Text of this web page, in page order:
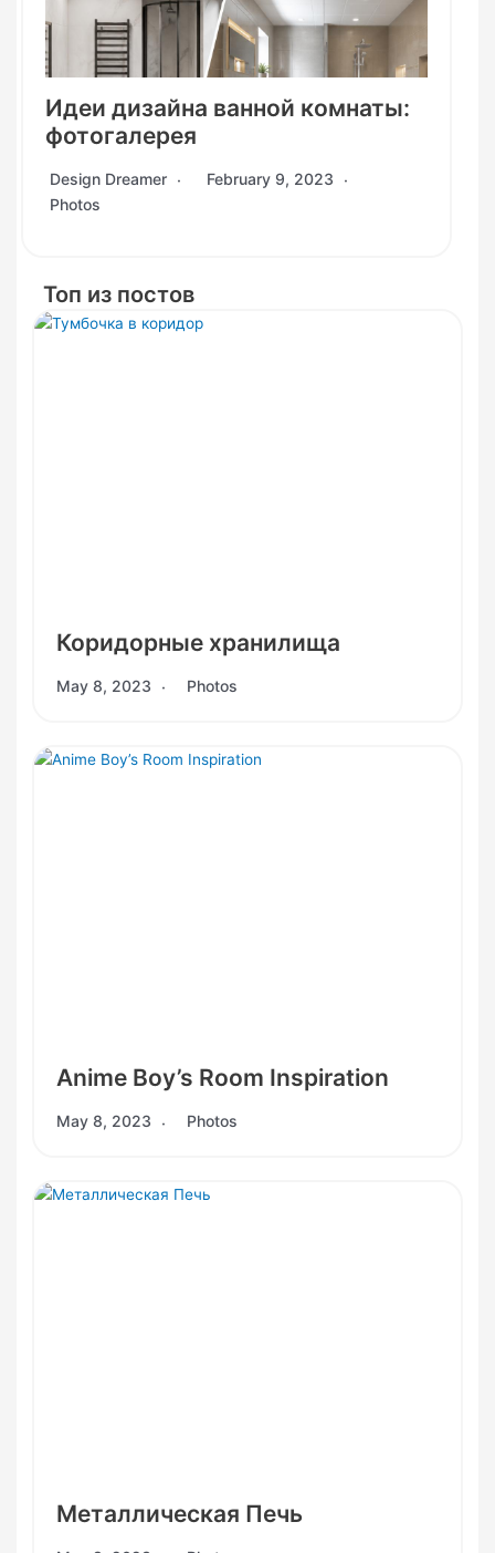
Идеи дизайна ванной комнаты:
фотогалерея
Design Dreamer
February 9, 2023
Photos
Топ из постов
Коридорные хранилища
May 8, 2023 Photos
Anime Boy’s Room Inspiration
May 8, 2023 Photos
Металлическая Печь